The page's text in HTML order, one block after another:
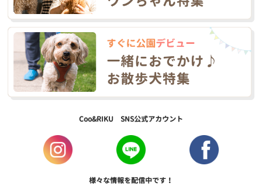
Coo&RIKU SNS公式アカウント
様々な情報を配信中です！